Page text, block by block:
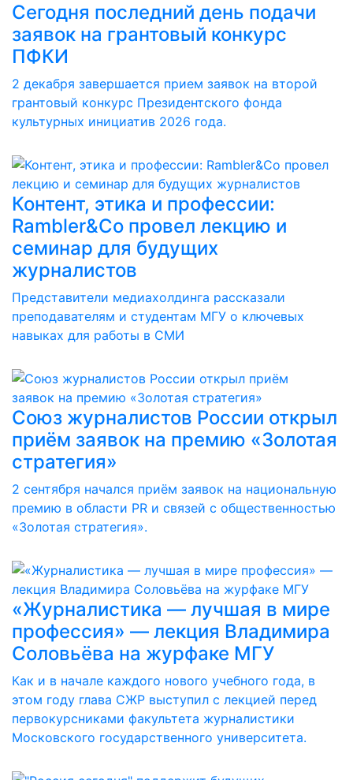
Сегодня последний день подачи
заявок на грантовый конкурс
ПФКИ
2 декабря завершается прием заявок на второй
грантовый конкурс Президентского фонда
культурных инициатив 2026 года.
Контент, этика и профессии:
Rambler&Co провел лекцию и
семинар для будущих
журналистов
Представители медиахолдинга рассказали
преподавателям и студентам МГУ о ключевых
навыках для работы в СМИ
Союз журналистов России открыл
приём заявок на премию «Золотая
стратегия»
2 сентября начался приём заявок на национальную
премию в области PR и связей с общественностью
«Золотая стратегия».
«Журналистика — лучшая в мире
профессия» — лекция Владимира
Соловьёва на журфаке МГУ
Как и в начале каждого нового учебного года, в
этом году глава СЖР выступил с лекцией перед
первокурсниками факультета журналистики
Московского государственного университета.